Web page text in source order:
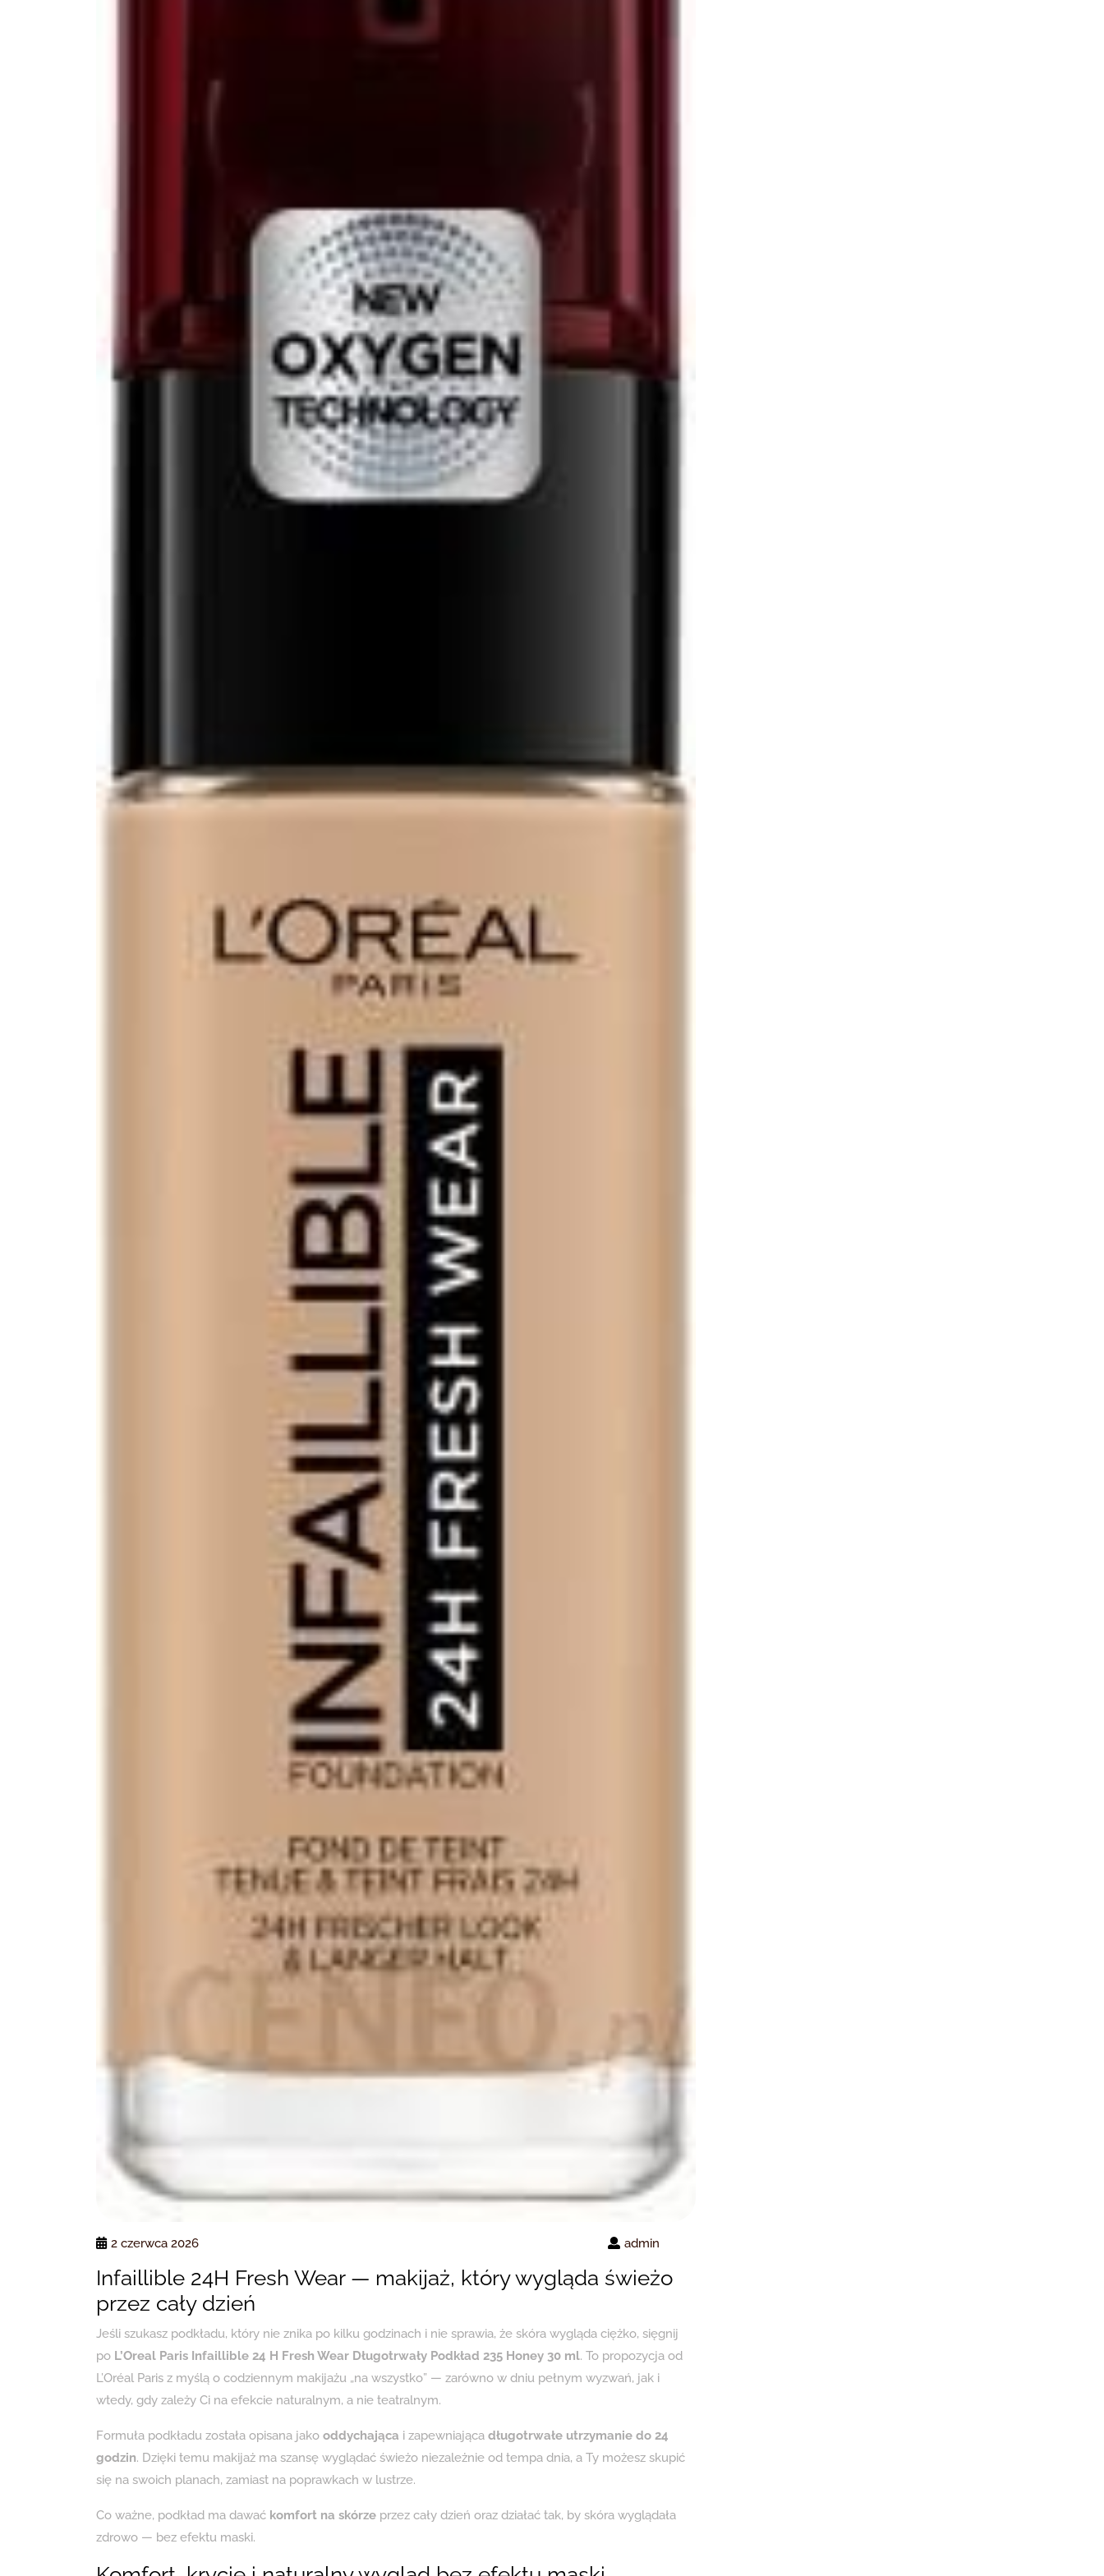
2 czerwca 2026 admin
Infaillible 24H Fresh Wear — makijaż, który wygląda świeżo
przez cały dzień
Jeśli szukasz podkładu, który nie znika po kilku godzinach i nie sprawia, że skóra wygląda ciężko, sięgnij
po L’Oreal Paris Infaillible 24 H Fresh Wear Długotrwały Podkład 235 Honey 30 ml. To propozycja od
L’Oréal Paris z myślą o codziennym makijażu „na wszystko” — zarówno w dniu pełnym wyzwań, jak i
wtedy, gdy zależy Ci na efekcie naturalnym, a nie teatralnym.
Formuła podkładu została opisana jako oddychająca i zapewniająca długotrwałe utrzymanie do 24
godzin. Dzięki temu makijaż ma szansę wyglądać świeżo niezależnie od tempa dnia, a Ty możesz skupić
się na swoich planach, zamiast na poprawkach w lustrze.
Co ważne, podkład ma dawać komfort na skórze przez cały dzień oraz działać tak, by skóra wyglądała
zdrowo — bez efektu maski.